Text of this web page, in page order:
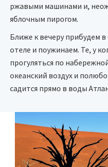
ржавыми машинами и,
яблочным пирогом.
Ближе к вечеру прибудем
отеле и поужинаем. Те, у
прогуляться по
океанский воздух и
садится прямо в воды